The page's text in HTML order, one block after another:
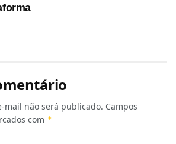
mail não será publicado. Campos
com *